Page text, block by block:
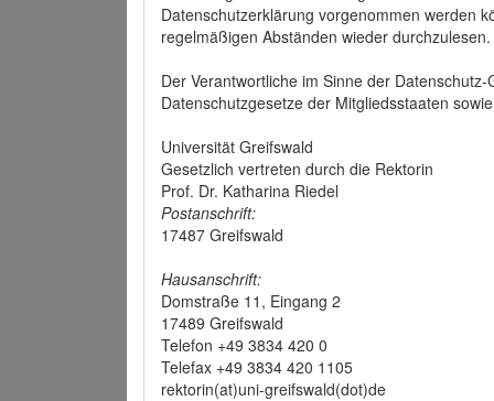
Datenschutzerklärung vorgenommen werden
regelmäßigen Abständen wieder durchzulesen.
Der Verantwortliche im Sinne der
Datenschutzgesetze der Mitgliedsstaaten
Universität Greifswald
Gesetzlich vertreten durch die Rektorin
Prof. Dr. Katharina Riedel
Postanschrift:
17487 Greifswald
Hausanschrift:
Domstraße 11, Eingang 2
17489 Greifswald
Telefon +49 3834 420 0
Telefax +49 3834 420 1105
rektorin(at)uni-greifswald(dot)de